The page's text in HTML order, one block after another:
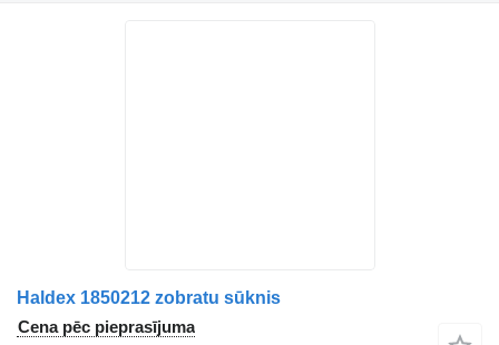
Haldex 1850212 zobratu sūknis
Cena pēc pieprasījuma